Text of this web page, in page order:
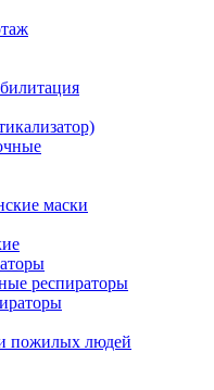
маски
респираторы
пожилых людей